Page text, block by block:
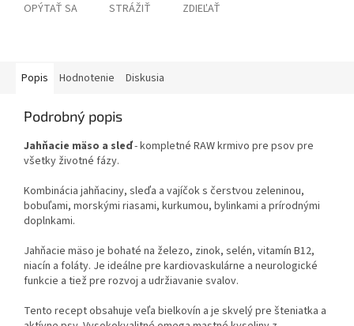
OPÝTAŤ SA STRÁŽIŤ ZDIEĽAŤ
Popis Hodnotenie Diskusia
Podrobný popis
Jahňacie mäso a sleď- kompletné RAW krmivo pre psov pre
všetky životné fázy.
Kombinácia jahňaciny, sleďa a vajíčok s čerstvou zeleninou,
bobuľami, morskými riasami, kurkumou, bylinkami a prírodnými
doplnkami.
Jahňacie mäso je bohaté na železo, zinok, selén, vitamín B12,
niacín a foláty. Je ideálne pre kardiovaskulárne a neurologické
funkcie a tiež pre rozvoj a udržiavanie svalov.
Tento recept obsahuje veľa bielkovín a je skvelý pre šteniatka a